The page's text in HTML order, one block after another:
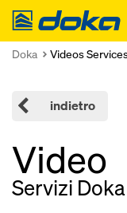
Doka
Doka Videos
indietro
Video
Servizi Doka